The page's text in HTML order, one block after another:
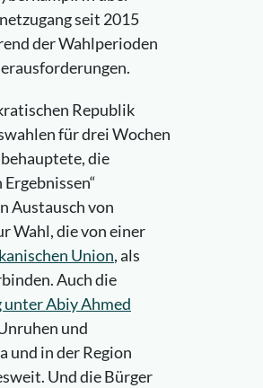
seit 2015
der Wahlperioden
Republik
für drei Wochen
die
Austausch von
Wahl, die von einer
Union, als
Auch die
Abiy Ahmed
und
und in der Region
Und die Bürger